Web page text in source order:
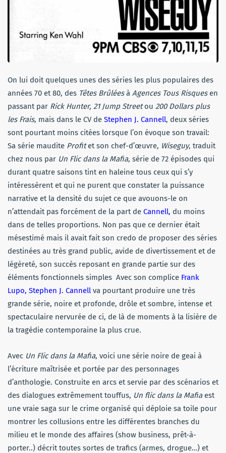
On lui doit quelques unes des séries les plus populaires des
années 70 et 80, des Têtes Brûléesà Agences Tous Risquesen
passant par Rick Hunter, 21 Jump Streetou 200 Dollars plus
les Frais, mais dans le CV de Stephen J. Cannell, deux séries
sont pourtant moins citées lorsque l’on évoque son travail:
Sa série maudite Profitet son chef-d’œuvre, Wiseguy, traduit
chez nous par Un Flic dans la Mafia, série de 72 épisodes qui
durant quatre saisons tint en haleine tous ceux qui s’y
intéressèrent et qui ne purent que constater la puissance
narrative et la densité du sujet ce que avouons-le on
n’attendait pas forcément de la part de Cannell, du moins
dans de telles proportions. Non pas que ce dernier était
mésestimé mais il avait fait son credo de proposer des séries
destinées au très grand public, avide de divertissement et de
légèreté, son succès reposant en grande partie sur des
éléments fonctionnels simples Avec son complice Frank
Lupo, Stephen J. Cannell va pourtant produire une très
grande série, noire et profonde, drôle et sombre, intense et
spectaculaire nervurée de ci, de là de moments à la lisière de
la tragédie contemporaine la plus crue.
Avec Un Flic dans la Mafia, voici une série noire de geai à
l’écriture maîtrisée et portée par des personnages
d’anthologie. Construite en arcs et servie par des scénarios et
des dialogues extrêmement touffus, Un flic dans la Mafiaest
une vraie saga sur le crime organisé qui déploie sa toile pour
montrer les collusions entre les différentes branches du
milieu et le monde des affaires (show business, prêt-à-
porter..) décrit toutes sortes de trafics (armes, drogue…) et